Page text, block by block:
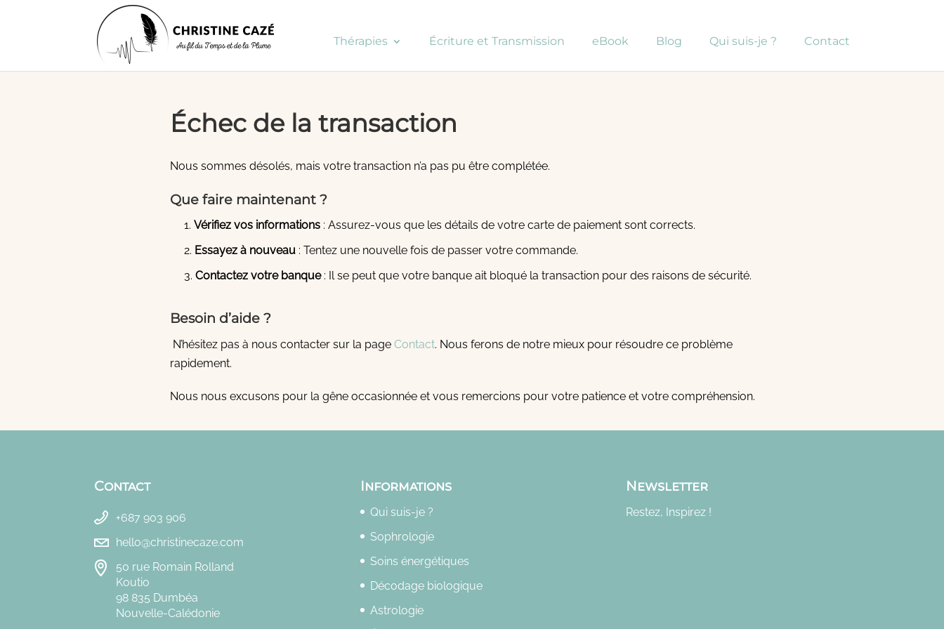
Thérapies Écriture et Transmission eBook Blog Qui suis-je ? Contact
Échec de la transaction
Nous sommes désolés, mais votre transaction n’a pas pu être complétée.
Que faire maintenant ?
Vérifiez vos informations: Assurez-vous que les détails de votre carte de paiement sont corrects.
Essayez à nouveau: Tentez une nouvelle fois de passer votre commande.
Contactez votre banque: Il se peut que votre banque ait bloqué la transaction pour des raisons de sécurité.
Besoin d’aide ?
N’hésitez pas à nous contacter sur la page Contact. Nous ferons de notre mieux pour résoudre ce problème
rapidement.
Nous nous excusons pour la gêne occasionnée et vous remercions pour votre patience et votre compréhension.
Contact
+687 903 906
hello@christinecaze.com
50 rue Romain Rolland
Koutio
98 835 Dumbéa
Nouvelle-Calédonie
Informations
Qui suis-je ?
Sophrologie
Soins énergétiques
Décodage biologique
Astrologie
Newsletter
Restez, Inspirez !